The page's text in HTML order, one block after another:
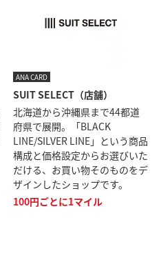
ANA CARD
SUIT SELECT（店舗）
北海道から沖縄県まで44都道
府県で展開。「BLACK
LINE/SILVER LINE」という商品
構成と価格設定からお選びいた
だける、お買い物そのものをデ
ザインしたショップです。
100円ごとに1マイル